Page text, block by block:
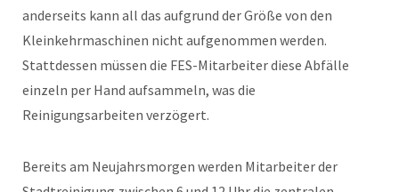
anderseits kann all das aufgrund der Größe von den
Kleinkehrmaschinen nicht aufgenommen werden.
Stattdessen müssen die FES-Mitarbeiter diese Abfälle
einzeln per Hand aufsammeln, was die
Reinigungsarbeiten verzögert.
Bereits am Neujahrsmorgen werden Mitarbeiter der